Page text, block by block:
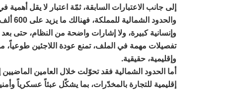
إلى جانب الاعتبارات السابقة، ثمّة اعتبار لا يقل أهمية
وإنسانية كبيرة، ولا إشارات واضحة من النظام، حتى
تفصيلات مهمة في الملف، تمنع عودة اللاجئين طوعياً،
وإقليمية، حقيقية.
أما الحدود الشمالية فقد تحوّلت خلال العامين
إقليمية للتجارة بالمخدّرات، بما يشكّل عبئاً عسكرياً